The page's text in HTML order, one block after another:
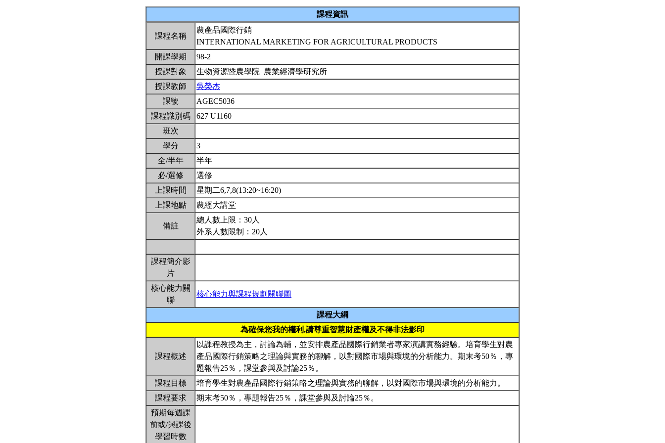
課程資訊
課程名稱
農產品國際行銷
INTERNATIONAL MARKETING FOR AGRICULTURAL PRODUCTS
開課學期
98-2
授課對象
生物資源暨農學院 農業經濟學研究所
授課教師
吳榮杰
課號
AGEC5036
課程識別碼
627 U1160
班次
學分
3
全/半年
半年
必/選修
選修
上課時間
星期二6,7,8(13:20~16:20)
上課地點
農經大講堂
備註
總人數上限：30人
外系人數限制：20人
課程簡介影
片
核心能力關
聯
核心能力與課程規劃關聯圖
課程大綱
為確保您我的權利,請尊重智慧財產權及不得非法影印
課程概述
以課程教授為主，討論為輔，並安排農產品國際行銷業者專家演講實務經驗。培育學生對農
產品國際行銷策略之理論與實務的聊解，以對國際市場與環境的分析能力。期末考50％，專
題報告25％，課堂參與及討論25％。
課程目標
培育學生對農產品國際行銷策略之理論與實務的聊解，以對國際市場與環境的分析能力。
課程要求
期末考50％，專題報告25％，課堂參與及討論25％。
預期每週課
前或/與課後
學習時數